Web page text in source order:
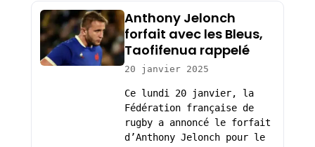
Anthony Jelonch
forfait avec les Bleus,
Taofifenua rappelé
20 janvier 2025
Ce lundi 20 janvier, la
Fédération française de
rugby a annoncé le forfait
d’Anthony Jelonch pour le